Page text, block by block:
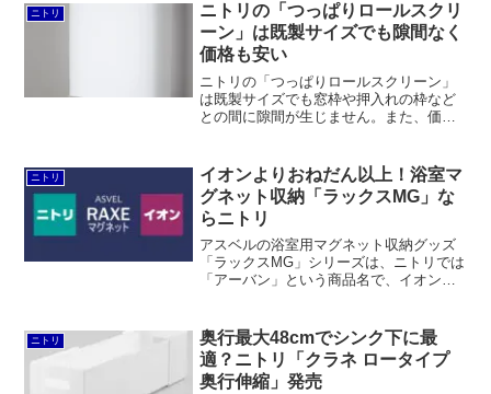
ニトリ
ニトリの「つっぱりロールスクリ
ーン」は既製サイズでも隙間なく
価格も安い
ニトリの「つっぱりロールスクリーン」
は既製サイズでも窓枠や押入れの枠など
との間に隙間が生じません。また、価格
DCMなどでも扱われています。
ニトリ
イオンよりおねだん以上！浴室マ
グネット収納「ラックスMG」な
らニトリ
アスベルの浴室用マグネット収納グッズ
「ラックスMG」シリーズは、ニトリでは
「アーバン」という商品名で、イオンで
みたところ、ニトリのほうが安いという
結果になりました。ラインナップもニト
リのほうが豊富です。さすがおねだん以
上。
ニトリ
奥行最大48cmでシンク下に最
適？ニトリ「クラネ ロータイプ
奥行伸縮」発売